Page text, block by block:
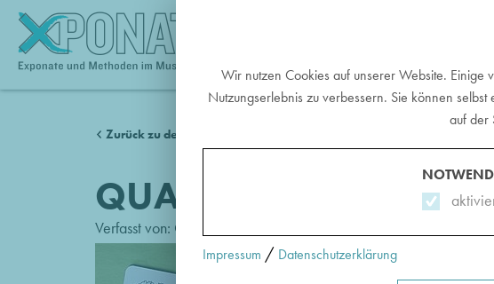
Zurück zu den Methoden
QUARTETT
Verfasst von: Czech, Alfred
Wir nutzen Cookies auf unserer Website.
Nutzungserlebnis zu verbessern. Sie können
auf der
Impressum / Datenschutzerklärung